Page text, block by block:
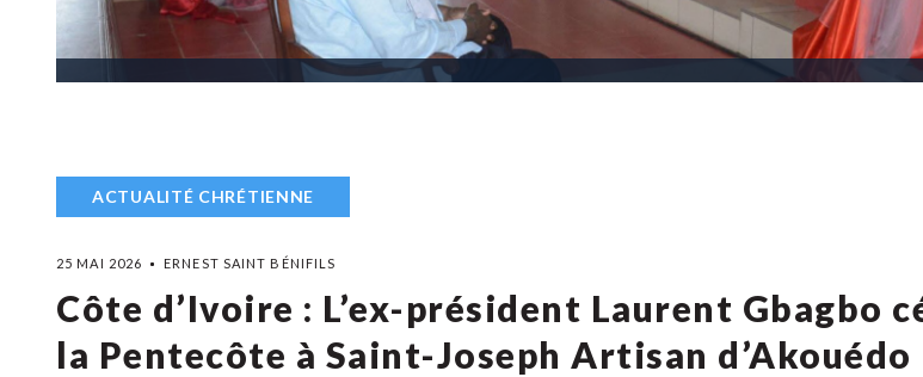
ACTUALITÉ CHRÉTIENNE
25 MAI 2026 ERNEST SAINT BÉNIFILS
Côte d’Ivoire : L’ex-président Laurent Gbagbo
la Pentecôte à Saint-Joseph Artisan d’Akouédo